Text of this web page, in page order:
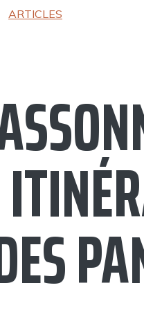
ARTICLES